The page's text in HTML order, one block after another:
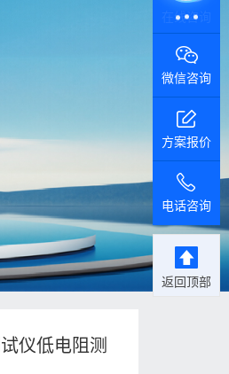
仪低电阻测
微信咨询
方案报价
电话咨询
返回顶部